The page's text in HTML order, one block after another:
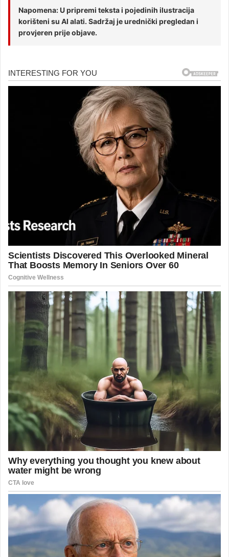
Napomena: U pripremi teksta i pojedinih ilustracija
korišteni su AI alati. Sadržaj je urednički pregledan i
provjeren prije objave.